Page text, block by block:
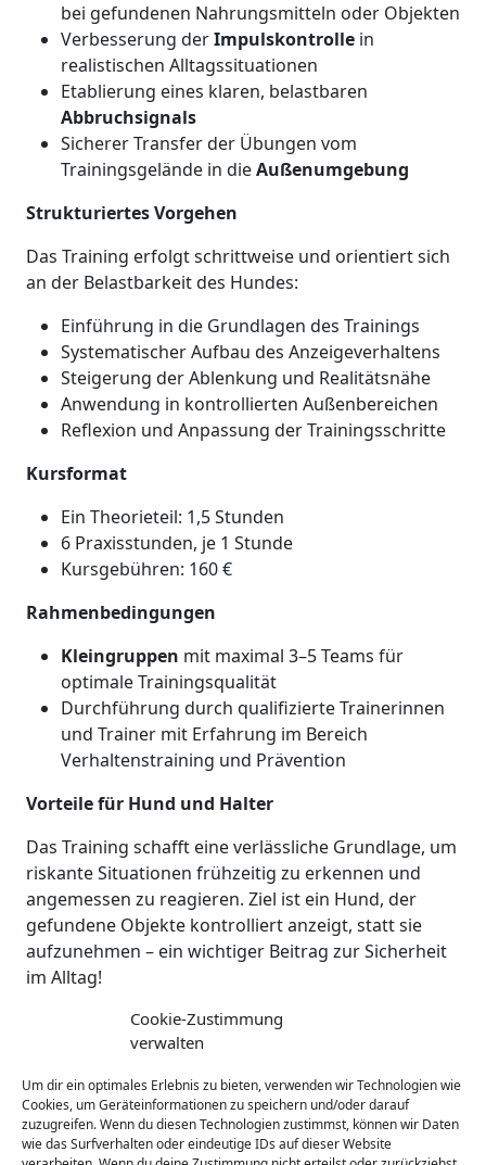
Cookie-Zustimmung
verwalten
Um dir ein optimales Erlebnis zu bieten, verwenden wir Technologien wie
Cookies, um Geräteinformationen zu speichern und/oder darauf
zuzugreifen. Wenn du diesen Technologien zustimmst, können wir Daten
wie das Surfverhalten oder eindeutige IDs auf dieser Website
bei gefundenen Nahrungsmitteln oder Objekten
Verbesserung derImpulskontrolle in
realistischen Alltagssituationen
Etablierung eines klaren, belastbaren
Abbruchsignals
Sicherer Transfer der Übungen vom
Trainingsgelände in dieAußenumgebung
Strukturiertes Vorgehen
Das Training erfolgt schrittweise und orientiert sich
an der Belastbarkeit des Hundes:
Einführung in die Grundlagen des Trainings
Systematischer Aufbau des Anzeigeverhaltens
Steigerung der Ablenkung und Realitätsnähe
Anwendung in kontrollierten Außenbereichen
Reflexion und Anpassung der Trainingsschritte
Kursformat
Ein Theorieteil: 1,5 Stunden
6 Praxisstunden, je 1 Stunde
Kursgebühren: 160 €
Rahmenbedingungen
Kleingruppen mit maximal 3–5 Teams für
optimale Trainingsqualität
Durchführung durch qualifizierte Trainerinnen
und Trainer mit Erfahrung im Bereich
Verhaltenstraining und Prävention
Vorteile für Hund und Halter
Das Training schafft eine verlässliche Grundlage, um
riskante Situationen frühzeitig zu erkennen und
angemessen zu reagieren. Ziel ist ein Hund, der
gefundene Objekte kontrolliert anzeigt, statt sie
aufzunehmen – ein wichtiger Beitrag zur Sicherheit
im Alltag!
Klicke auf "Ich stimme zu", um Youtube
zu aktivieren
Cookie-Richtlinie